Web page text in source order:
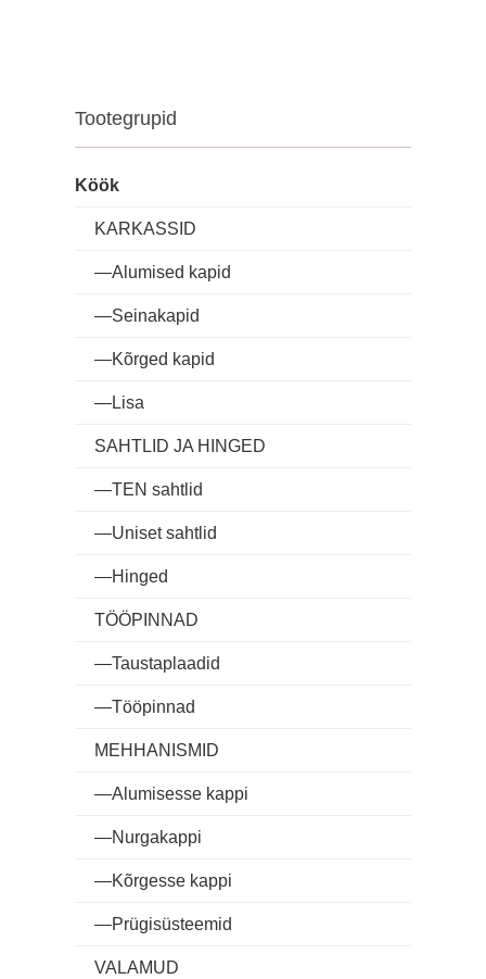
Tootegrupid
Köök
KARKASSID
―Alumised kapid
―Seinakapid
―Kõrged kapid
―Lisa
SAHTLID JA HINGED
―TEN sahtlid
―Uniset sahtlid
―Hinged
TÖÖPINNAD
―Taustaplaadid
―Tööpinnad
MEHHANISMID
―Alumisesse kappi
―Nurgakappi
―Kõrgesse kappi
―Prügisüsteemid
VALAMUD